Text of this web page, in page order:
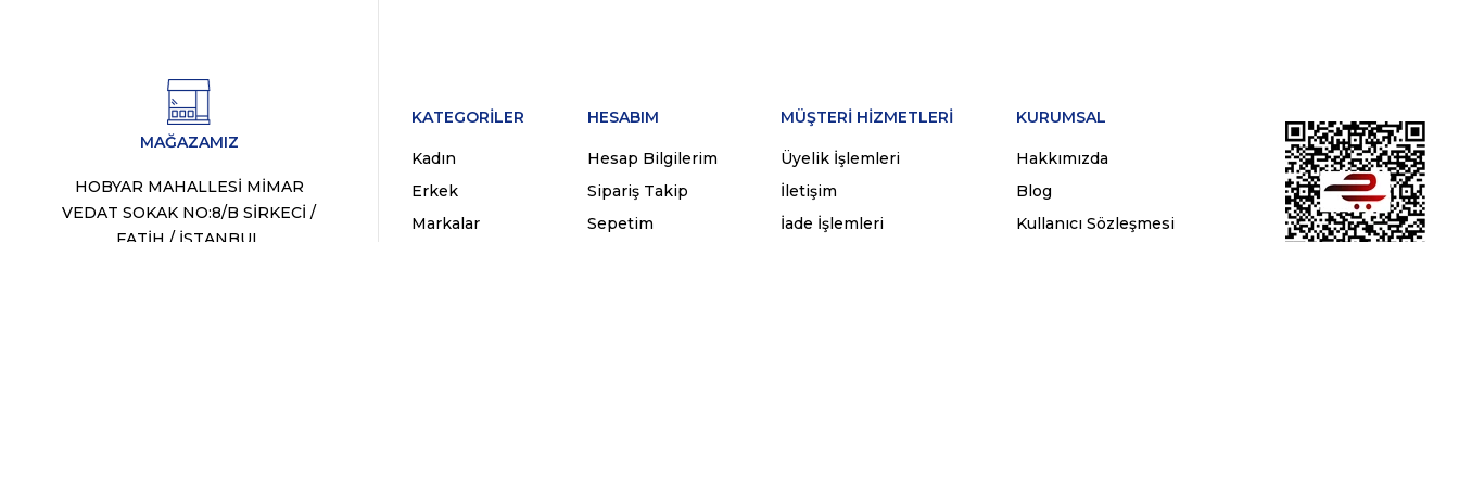
MAĞAZAMIZ
HOBYAR MAHALLESİ MİMAR
VEDAT SOKAK NO:8/B SİRKECİ /
FATİH / İSTANBUL
KATEGORİLER
Kadın
Erkek
Markalar
HESABIM
Hesap Bilgilerim
Sipariş Takip
Sepetim
MÜŞTERİ HİZMETLERİ
Üyelik İşlemleri
İletişim
İade İşlemleri
KURUMSAL
Hakkımızda
Blog
Kullanıcı Sözleşmesi